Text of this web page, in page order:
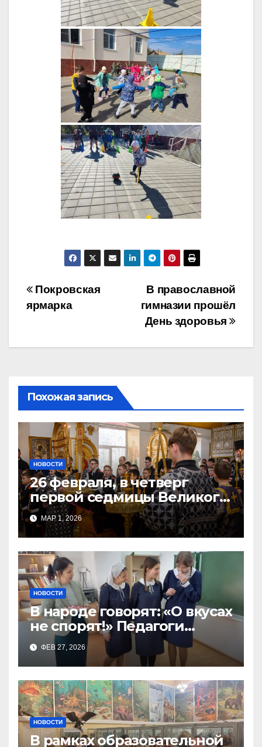
Навигация
по
записям
В православной
гимназии прошёл
День здоровья
Покровская
ярмарка
Похожая запись
НОВОСТИ
26 февраля, в четверг
первой седмицы Великого
Поста, в Свято-Никольском
храме состоялось Великое
МАР 1, 2026
НОВОСТИ
В народе говорят: «О вкусах
не спорят!» Педагоги
поварского отделения
Тимченко О.О.
ФЕВ 27, 2026
НОВОСТИ
В рамках образовательной